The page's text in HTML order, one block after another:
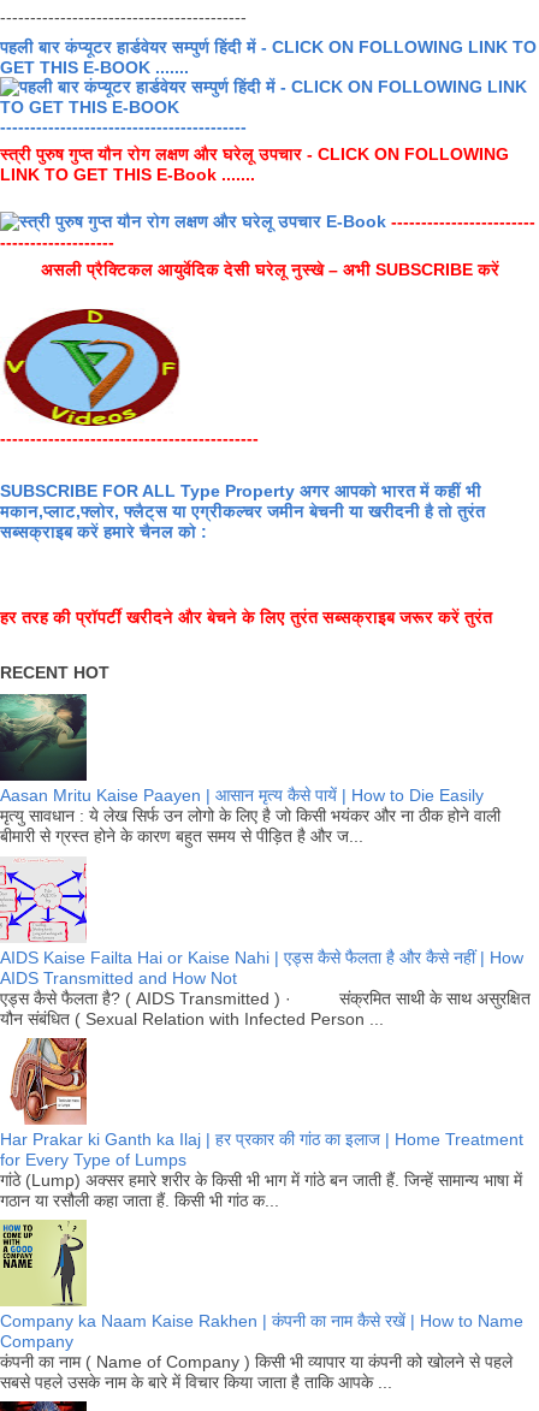
-----------------------------------------
पहली बार कंप्यूटर हार्डवेयर सम्पुर्ण हिंदी में - CLICK ON FOLLOWING LINK TO
GET THIS E-BOOK .......
-----------------------------------------
स्त्री पुरुष गुप्त यौन रोग लक्षण और घरेलू उपचार - CLICK ON FOLLOWING
LINK TO GET THIS E-Book .......
------------------------
-------------------
असली प्रैक्टिकल आयुर्वेदिक देसी घरेलू नुस्खे – अभी SUBSCRIBE करें
-------------------------------------------
SUBSCRIBE FOR ALL Type Property अगर आपको भारत में कहीं भी
मकान,प्लाट,फ्लोर, फ्लैट्स या एग्रीकल्चर जमीन बेचनी या खरीदनी है तो तुरंत
सब्सक्राइब करें हमारे चैनल को :
हर तरह की प्रॉपर्टी खरीदने और बेचने के लिए तुरंत सब्सक्राइब जरूर करें तुरंत
RECENT HOT
Aasan Mritu Kaise Paayen | आसान मृत्य कैसे पायें | How to Die Easily
मृत्यु सावधान : ये लेख सिर्फ उन लोगो के लिए है जो किसी भयंकर और ना ठीक होने वाली
बीमारी से ग्रस्त होने के कारण बहुत समय से पीड़ित है और ज...
AIDS Kaise Failta Hai or Kaise Nahi | एड्स कैसे फैलता है और कैसे नहीं | How
AIDS Transmitted and How Not
एड्स कैसे फैलता है? ( AIDS Transmitted ) · संक्रमित साथी के साथ असुरक्षित
यौन संबंधित ( Sexual Relation with Infected Person ...
Har Prakar ki Ganth ka Ilaj | हर प्रकार की गांठ का इलाज | Home Treatment
for Every Type of Lumps
गांठे (Lump) अक्सर हमारे शरीर के किसी भी भाग में गांठे बन जाती हैं. जिन्हें सामान्य भाषा में
गठान या रसौली कहा जाता हैं. किसी भी गांठ क...
Company ka Naam Kaise Rakhen | कंपनी का नाम कैसे रखें | How to Name
Company
कंपनी का नाम ( Name of Company ) किसी भी व्यापार या कंपनी को खोलने से पहले
सबसे पहले उसके नाम के बारे में विचार किया जाता है ताकि आपके ...